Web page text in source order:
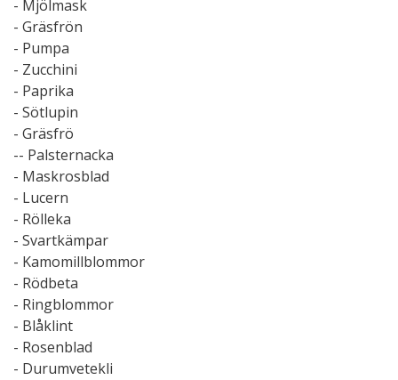
- Mjölmask
- Gräsfrön
- Pumpa
- Zucchini
- Paprika
- Sötlupin
- Gräsfrö
-- Palsternacka
- Maskrosblad
- Lucern
- Rölleka
- Svartkämpar
- Kamomillblommor
- Rödbeta
- Ringblommor
- Blåklint
- Rosenblad
- Durumvetekli